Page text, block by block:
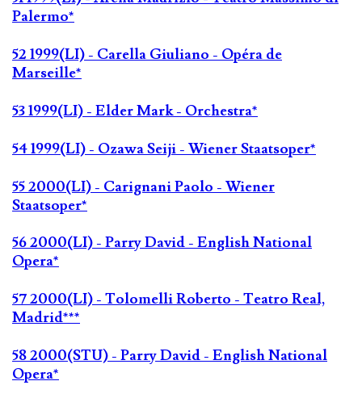
Palermo*
52 1999(LI) - Carella Giuliano - Opéra de
Marseille*
53 1999(LI) - Elder Mark - Orchestra*
54 1999(LI) - Ozawa Seiji - Wiener Staatsoper*
55 2000(LI) - Carignani Paolo - Wiener
Staatsoper*
56 2000(LI) - Parry David - English National
Opera*
57 2000(LI) - Tolomelli Roberto - Teatro Real,
Madrid***
58 2000(STU) - Parry David - English National
Opera*